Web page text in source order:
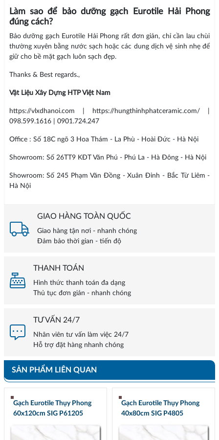
Làm sao để bảo dưỡng gạch Eurotile Hải Phong
đúng cách?
Bảo dưỡng gạch Eurotile Hải Phong rất đơn giản, chỉ cần lau chùi
thường xuyên bằng nước sạch hoặc các dung dịch vệ sinh nhẹ để
giữ cho bề mặt gạch luôn sạch đẹp.
Thanks & Best regards.,
Vật Liệu Xây Dựng HTP Việt Nam
https://vlxdhanoi.com | https://hungthinhphatceramic.com/ |
098.599.1616 | 0901.724.247
Office : Số 18C ngõ 3 Hoa Thám - La Phù - Hoài Đức - Hà Nội
Showroom: Số 26TT9 KĐT Văn Phú - Phú La - Hà Đông - Hà Nội
Showroom: Số 245 Phạm Văn Đồng - Xuân Đỉnh - Bắc Từ Liêm -
Hà Nội
GIAO HÀNG TOÀN QUỐC
Giao hàng tận nơi - nhanh chóng
Đảm bảo thời gian - tiến độ
THANH TOÁN
Hình thức thanh toán đa dạng
Thủ tục đơn giản - nhanh chóng
TƯ VẤN 24/7
Nhân viên tư vấn làm việc 24/7
Hỗ trợ đặt hàng nhanh chóng
SẢN PHẨM LIÊN QUAN
Gạch Eurotile Thụy Phong
60x120cm SIG P61205
Gạch Eurotile Thụy Phong
40x80cm SIG P4805